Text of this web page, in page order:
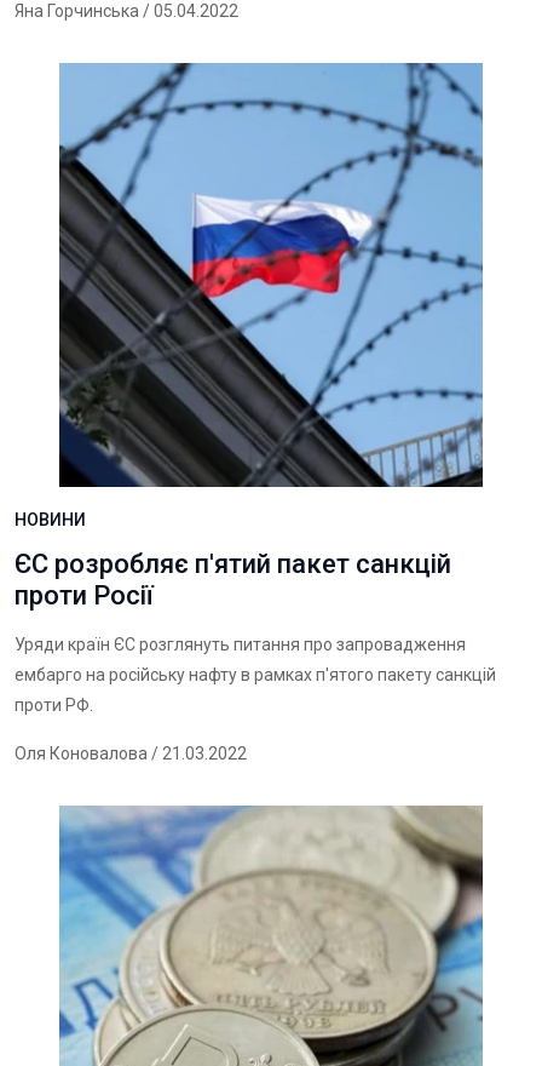
Яна Горчинська / 05.04.2022
НОВИНИ
ЄС розробляє п'ятий пакет санкцій
проти Росії
Уряди країн ЄС розглянуть питання про запровадження
ембарго на російську нафту в рамках п'ятого пакету санкцій
проти РФ.
Оля Коновалова / 21.03.2022